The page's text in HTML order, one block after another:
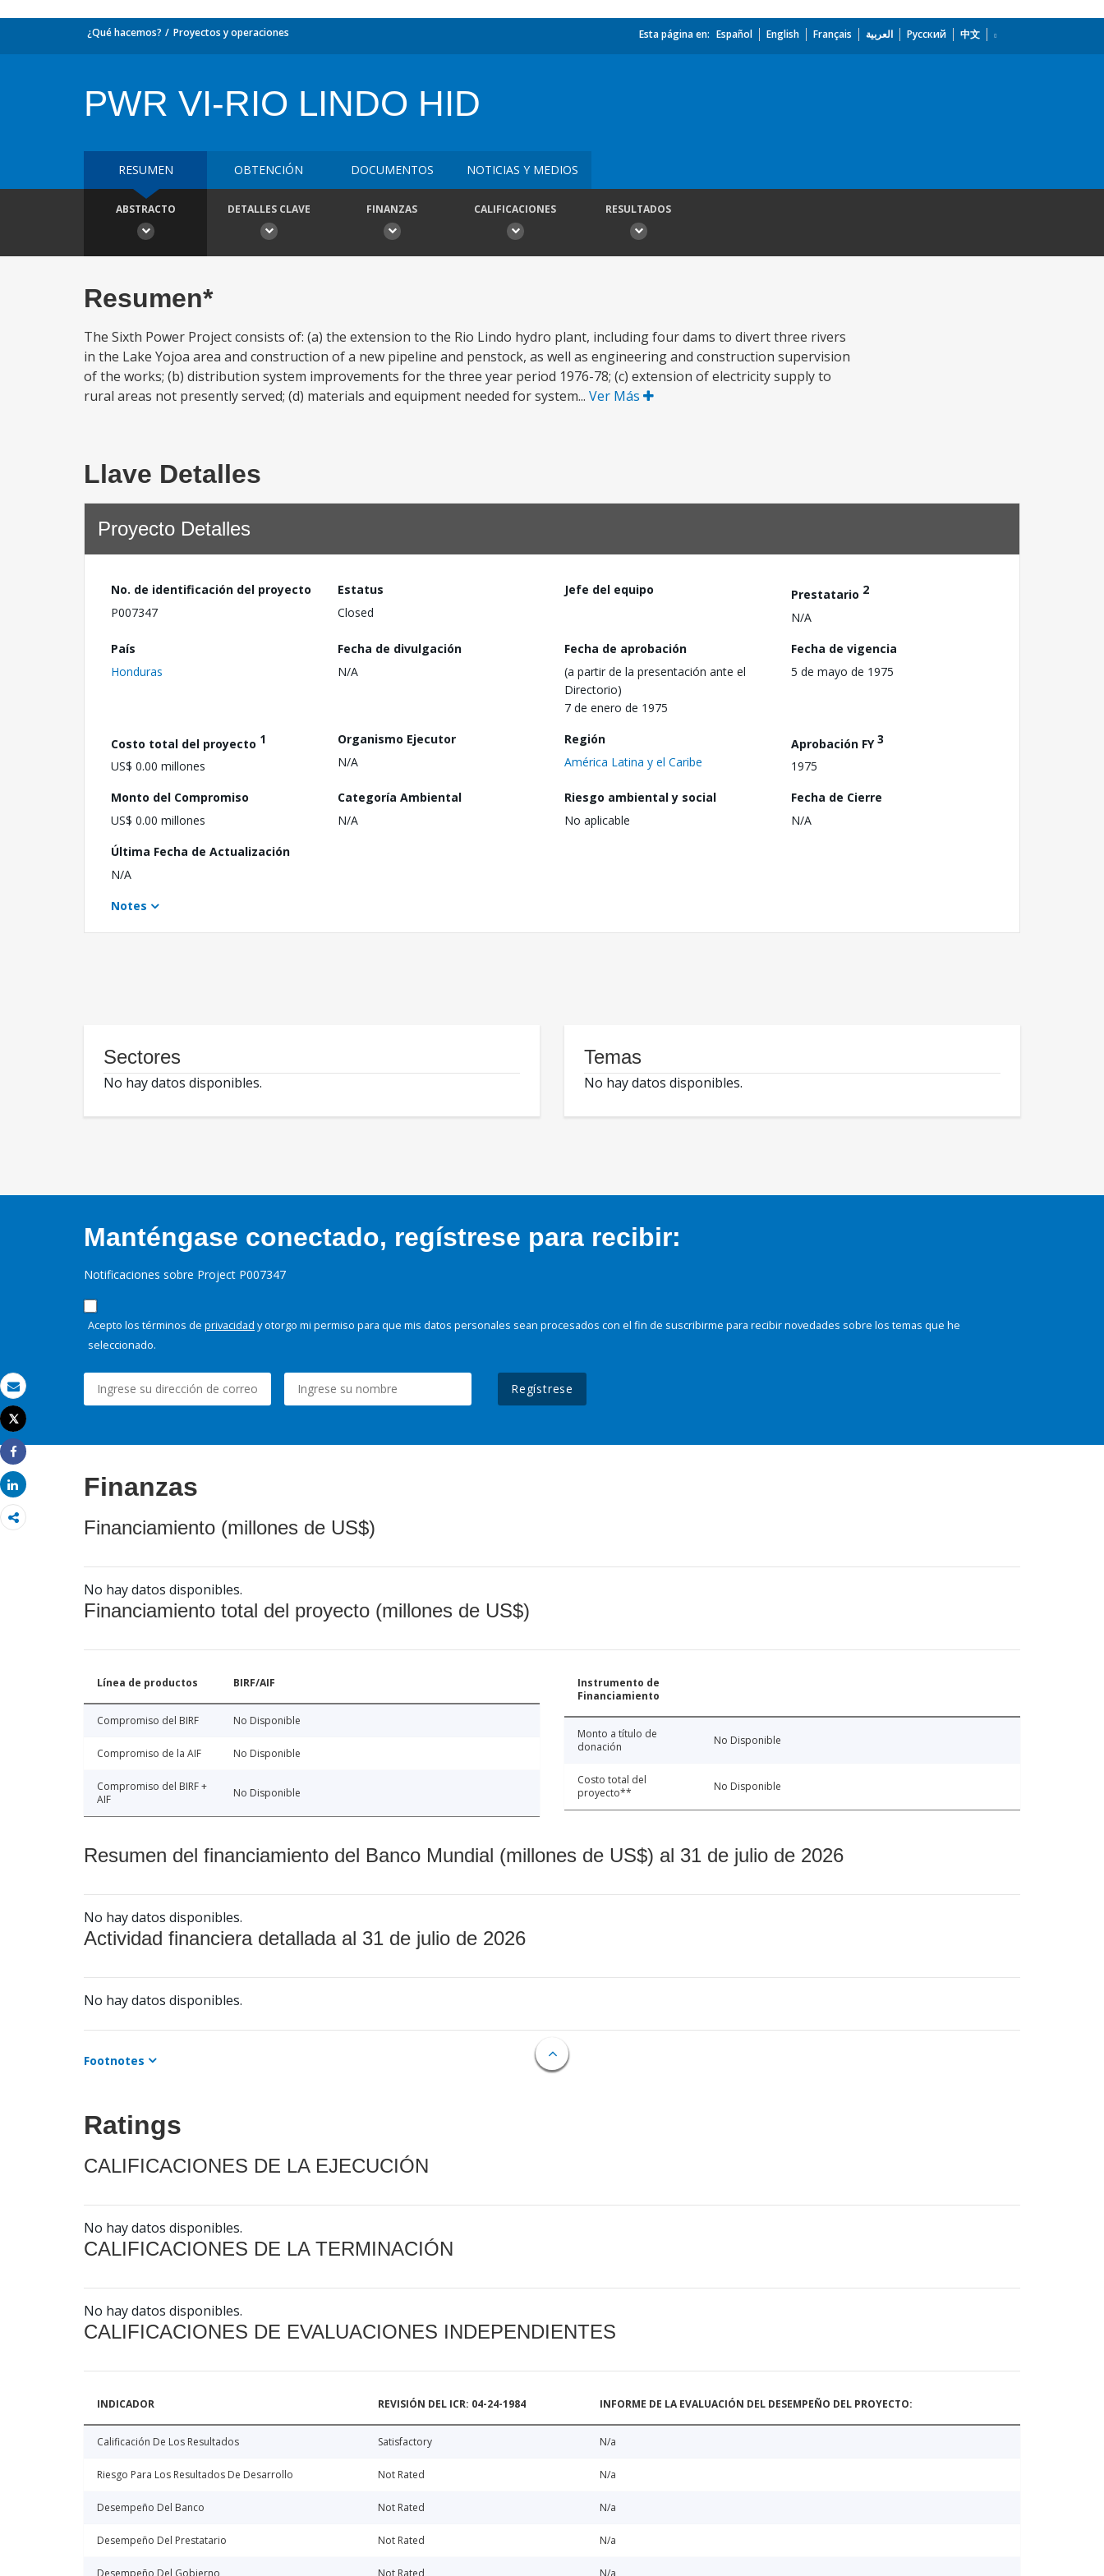
Correo electrónico
Imprimir
Tweet
Share
Share
¿Qué hacemos? Proyectos y operaciones Esta página en: Español English Français العربية Русский 中文
PWR VI-RIO LINDO HID
RESUMEN OBTENCIÓN DOCUMENTOS NOTICIAS Y MEDIOS
ABSTRACTO DETALLES CLAVE FINANZAS CALIFICACIONES RESULTADOS
Resumen*
The Sixth Power Project consists of: (a) the extension to the Rio Lindo hydro plant, including four dams to divert three rivers
in the Lake Yojoa area and construction of a new pipeline and penstock, as well as engineering and construction supervision
of the works; (b) distribution system improvements for the three year period 1976-78; (c) extension of electricity supply to
rural areas not presently served; (d) materials and equipment needed for system... Ver Más
Llave Detalles
Proyecto Detalles
No. de identificación del proyecto
P007347
Estatus
Closed
Jefe del equipo Prestatario 2
N/A
País
Honduras
Fecha de divulgación
N/A
Fecha de aprobación
(a partir de la presentación ante el
Directorio)
7 de enero de 1975
Fecha de vigencia
5 de mayo de 1975
Costo total del proyecto 1
US$ 0.00 millones
Organismo Ejecutor
N/A
Región
América Latina y el Caribe
Aprobación FY3
1975
Monto del Compromiso
US$ 0.00 millones
Categoría Ambiental
N/A
Riesgo ambiental y social
No aplicable
Fecha de Cierre
N/A
Última Fecha de Actualización
N/A
Notes
Sectores
No hay datos disponibles.
Temas
No hay datos disponibles.
Manténgase conectado, regístrese para recibir:
Notificaciones sobre Project P007347
Acepto los términos de privacidad y otorgo mi permiso para que mis datos personales sean procesados con el fin de suscribirme para recibir novedades sobre los temas que he
seleccionado.
Regístrese
Finanzas
Financiamiento (millones de US$)
No hay datos disponibles.
Financiamiento total del proyecto (millones de US$)
Línea de productos BIRF/AIF
Compromiso del BIRF No Disponible
Compromiso de la AIF No Disponible
Compromiso del BIRF +
AIF
No Disponible
Instrumento de
Financiamiento
Monto a título de
donación
No Disponible
Costo total del
proyecto**
No Disponible
Resumen del financiamiento del Banco Mundial (millones de US$) al 31 de julio de 2026
No hay datos disponibles.
Actividad financiera detallada al 31 de julio de 2026
No hay datos disponibles.
Footnotes
Ratings
CALIFICACIONES DE LA EJECUCIÓN
No hay datos disponibles.
CALIFICACIONES DE LA TERMINACIÓN
No hay datos disponibles.
CALIFICACIONES DE EVALUACIONES INDEPENDIENTES
INDICADOR REVISIÓN DEL ICR: 04-24-1984 INFORME DE LA EVALUACIÓN DEL DESEMPEÑO DEL PROYECTO:
Calificación De Los Resultados Satisfactory N/a
Riesgo Para Los Resultados De Desarrollo Not Rated N/a
Desempeño Del Banco Not Rated N/a
Desempeño Del Prestatario Not Rated N/a